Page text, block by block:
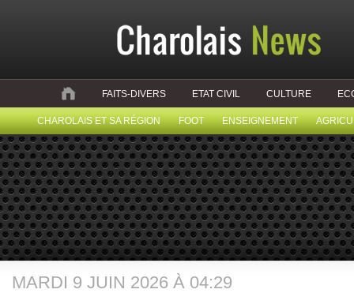
FAITS-DIVERS ETAT CIVIL CULTURE
CHAROLAIS ET SA RÉGION FOOT ENSEIGNEMENT
MARDI 9 JUIN 2026 À 04:29